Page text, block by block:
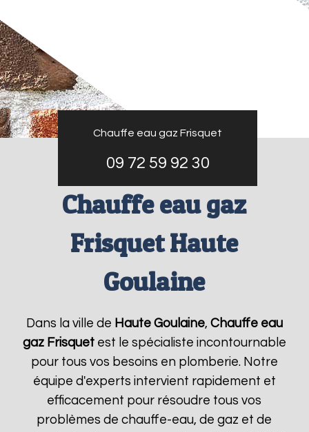
Chauffe eau gaz Frisquet
09 72 59 92 30
Chauffe eau gaz
Frisquet Haute
Goulaine
Dans la ville de Haute Goulaine, Chauffe eau
gaz Frisquetest le spécialiste incontournable
pour tous vos besoins en plomberie. Notre
équipe d'experts intervient rapidement et
efficacement pour résoudre tous vos
problèmes de chauffe-eau, de gaz et de